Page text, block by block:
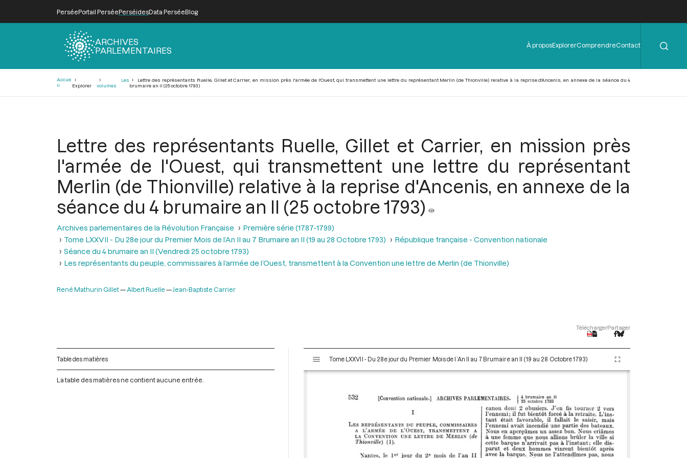
PerséePortail PerséePerséidesData PerséeBlog
ARCHIVES
PARLEMENTAIRES
Menu
de
À proposExplorerComprendreContact
Accue
il
Explorer
Les
volumes
Lettre des représentants Ruelle, Gillet et Carrier, en mission près l'armée de l'Ouest, qui transmettent une lettre du représentant Merlin (de Thionville) relative à la reprise d'Ancenis, en annexe de la séance du 4
brumaire an II (25 octobre 1793)
Lettre des représentants Ruelle, Gillet et Carrier, en mission près
l'armée de l'Ouest, qui transmettent une lettre du représentant
Merlin (de Thionville) relative à la reprise d'Ancenis, en annexe de la
séance du 4 brumaire an II (25 octobre 1793)
Archives parlementaires de la Révolution Française
Première série (1787-1799)
Tome LXXVII - Du 28e jour du Premier Mois de l’An II au 7 Brumaire an II (19 au 28 Octobre 1793)
République française - Convention nationale
Séance du 4 brumaire an II (Vendredi 25 octobre 1793)
Les représentants du peuple, commissaires à l’armée de l’Ouest, transmettent à la Convention une lettre de Merlin (de Thionville)
René Mathurin Gillet Albert Ruelle Jean-Baptiste Carrier
TéléchargerPartager
Table des matières
La table des matières ne contient aucune entrée.
s
Tome LXXVII - Du 28e jour du Premier Mois de l’An II au 7 Brumaire an II (19 au 28 Octobre 1793)